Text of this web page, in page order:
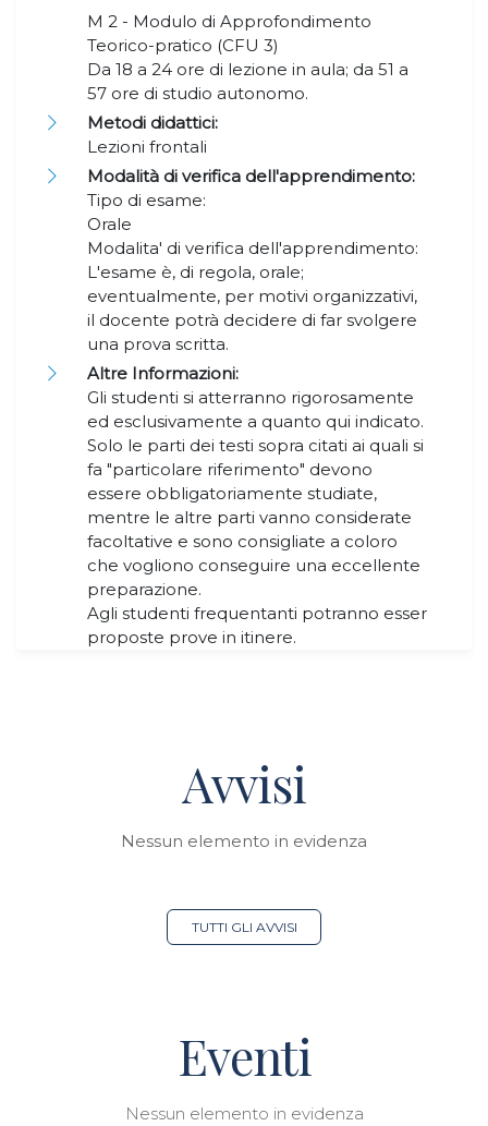
M 2 - Modulo di Approfondimento
Teorico-pratico (CFU 3)
Da 18 a 24 ore di lezione in aula; da 51 a
57 ore di studio autonomo.
Metodi didattici:
Lezioni frontali
Modalità di verifica dell'apprendimento:
Tipo di esame:
Orale
Modalita' di verifica dell'apprendimento:
L'esame è, di regola, orale;
eventualmente, per motivi organizzativi,
il docente potrà decidere di far svolgere
una prova scritta.
Altre Informazioni:
Gli studenti si atterranno rigorosamente
ed esclusivamente a quanto qui indicato.
Solo le parti dei testi sopra citati ai quali si
fa "particolare riferimento" devono
essere obbligatoriamente studiate,
mentre le altre parti vanno considerate
facoltative e sono consigliate a coloro
che vogliono conseguire una eccellente
preparazione.
Agli studenti frequentanti potranno esser
proposte prove in itinere.
Avvisi
Nessun elemento in evidenza
TUTTI GLI AVVISI
Eventi
Nessun elemento in evidenza